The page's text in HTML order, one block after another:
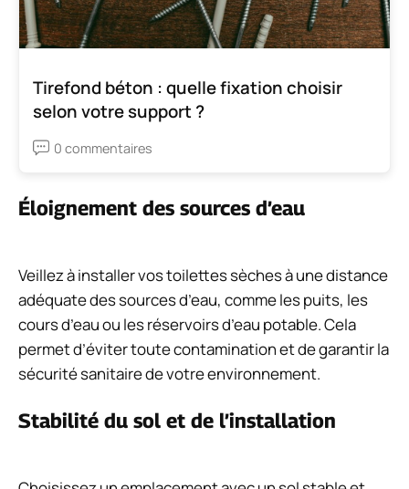
Tirefond béton : quelle fixation choisir
selon votre support ?
0 commentaires
Éloignement des sources d’eau
Veillez à installer vos toilettes sèches à une distance
adéquate des sources d’eau, comme les puits, les
cours d’eau ou les réservoirs d’eau potable. Cela
permet d’éviter toute contamination et de garantir la
sécurité sanitaire de votre environnement.
Stabilité du sol et de l’installation